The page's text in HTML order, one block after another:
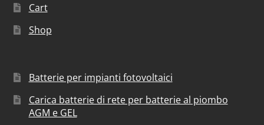
Cart
Shop
Batterie per impianti fotovoltaici
Carica batterie di rete per batterie al piombo
AGM e GEL